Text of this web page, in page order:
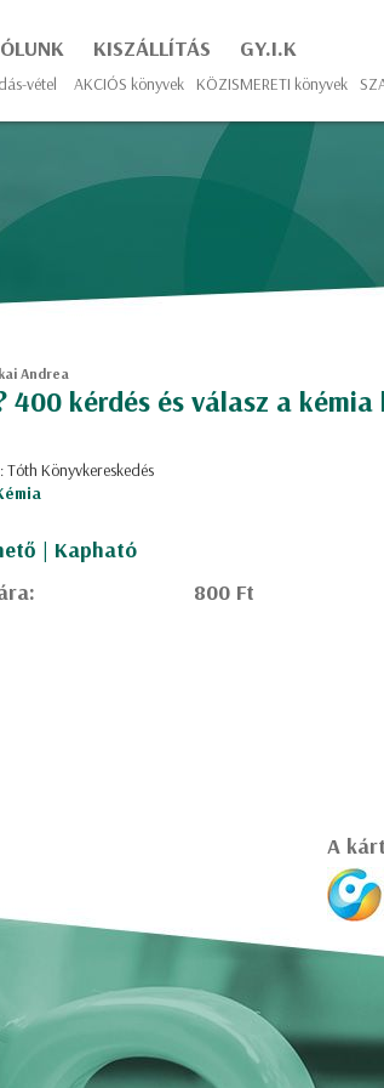
KISZÁLLÍTÁS GY.I.K
vétel AKCIÓS könyvek KÖZISMERETI könyvek
Andrea
400 kérdés és válasz a kémia
Könyvkereskedés
| Kapható
800 Ft
A